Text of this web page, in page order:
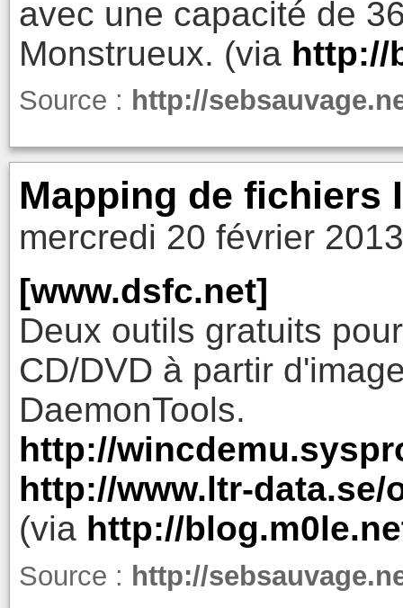
avec une capacité de
Monstrueux. (via http://
Source : http://
Mapping de fichiers
mercredi 20 février
[www.dsfc.net]
Deux outils gratuits
CD/DVD à partir
DaemonTools.
http://
http://www.ltr-
(via http://
Source : http://